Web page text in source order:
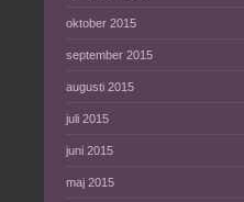
oktober 2015
september 2015
augusti 2015
juli 2015
juni 2015
maj 2015